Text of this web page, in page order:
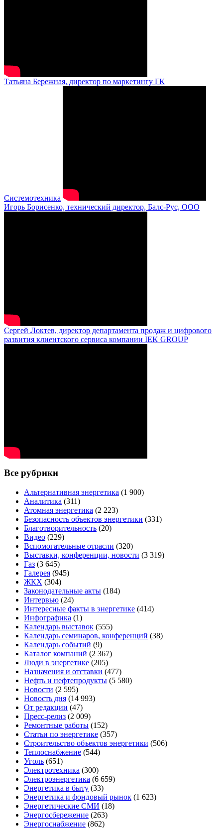
Татьяна Бережная, директор по маркетингу ГК
Системотехника
Игорь Борисенко, технический директор, Балс-Рус, ООО
Сергей Локтев, директор департамента продаж и цифрового
развития клиентского сервиса компании IEK GROUP
Все рубрики
Альтернативная энергетика (1 900)
Аналитика (311)
Атомная энергетика (2 223)
Безопасность объектов энергетики (331)
Благотворительность (20)
Видео (229)
Вспомогательные отрасли (320)
Выставки, конференции, новости (3 319)
Газ (3 645)
Галерея (945)
ЖКХ (304)
Законодательные акты (184)
Интервью (24)
Интересные факты в энергетике (414)
Инфографика (1)
Календарь выставок (555)
Календарь семинаров, конференций (38)
Календарь событий (9)
Каталог компаний (2 367)
Люди в энергетике (205)
Назначения и отставки (477)
Нефть и нефтепродукты (5 580)
Новости (2 595)
Новость дня (14 993)
От редакции (47)
Пресс-релиз (2 009)
Ремонтные работы (152)
Статьи по энергетике (357)
Строительство объектов энергетики (506)
Теплоснабжение (544)
Уголь (651)
Электротехника (300)
Электроэнергетика (6 659)
Энергетика в быту (33)
Энергетика и фондовый рынок (1 623)
Энергетические СМИ (18)
Энергосбережение (263)
Энергоснабжение (862)